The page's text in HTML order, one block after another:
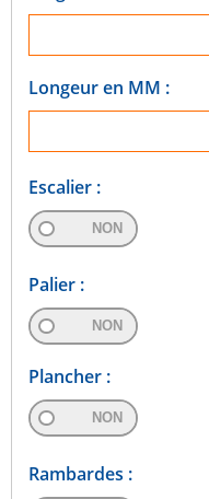
Longeur en MM :
Escalier :
NON
Palier :
NON
Plancher :
NON
Rambardes :